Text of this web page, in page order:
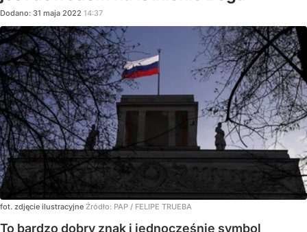
Dodano: 31 maja 2022 14:37
fot. zdjęcie ilustracyjne Źródło: PAP / FELIPE TRUEBA
To bardzo dobry znak i jednocześnie symbol